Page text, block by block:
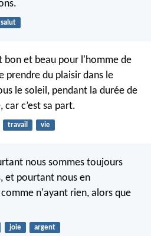
salut
bon et beau pour l'homme de
prendre du plaisir dans le
le soleil, pendant la durée de
c’est sa part.
travail vie
nous sommes toujours
et pourtant nous en
n'ayant rien, alors que
joie argent